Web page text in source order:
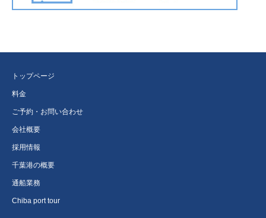
トップページ
料金
ご予約・お問い合わせ
会社概要
採用情報
千葉港の概要
通船業務
Chiba port tour